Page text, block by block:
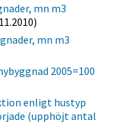
mn m3
mn m3
2005=100
enligt hustyp
(upphöjt antal